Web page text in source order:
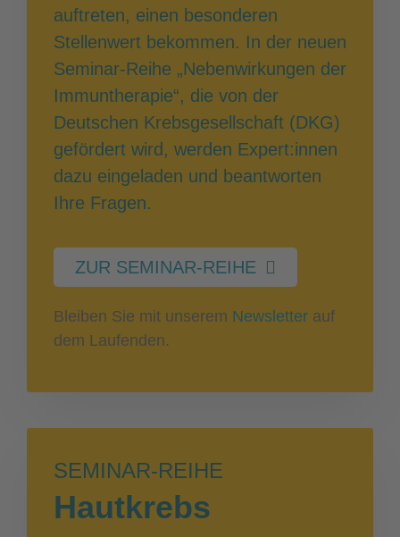
auftreten, einen besonderen
Stellenwert bekommen. In der neuen
Seminar-Reihe „Nebenwirkungen der
Immuntherapie“, die von der
Deutschen Krebsgesellschaft (DKG)
gefördert wird, werden Expert:innen
dazu eingeladen und beantworten
Ihre Fragen.
ZUR SEMINAR-REIHE
Bleiben Sie mit unserem Newsletter auf
dem Laufenden.
SEMINAR-REIHE
Hautkrebs